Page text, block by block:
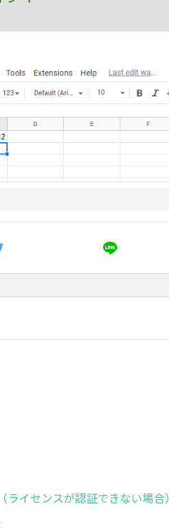
イセンスが認証できない場合）